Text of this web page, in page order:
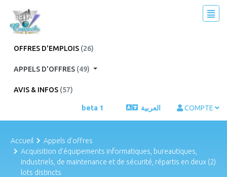
OFFRES D'EMPLOIS (26)
APPELS D'OFFRES (49)
AVIS & INFOS (57)
beta 1 العربية COMPTE
Accueil
Appels d'offres
Acquisition d'équipements informatiques, bureautiques,
industriels, de maintenance et de sécurité, répartis en deux (2)
lots distincts